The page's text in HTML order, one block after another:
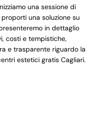
una sessione di
una soluzione su
in dettaglio
costi e tempistiche,
e trasparente riguardo la
estetici gratis Cagliari.